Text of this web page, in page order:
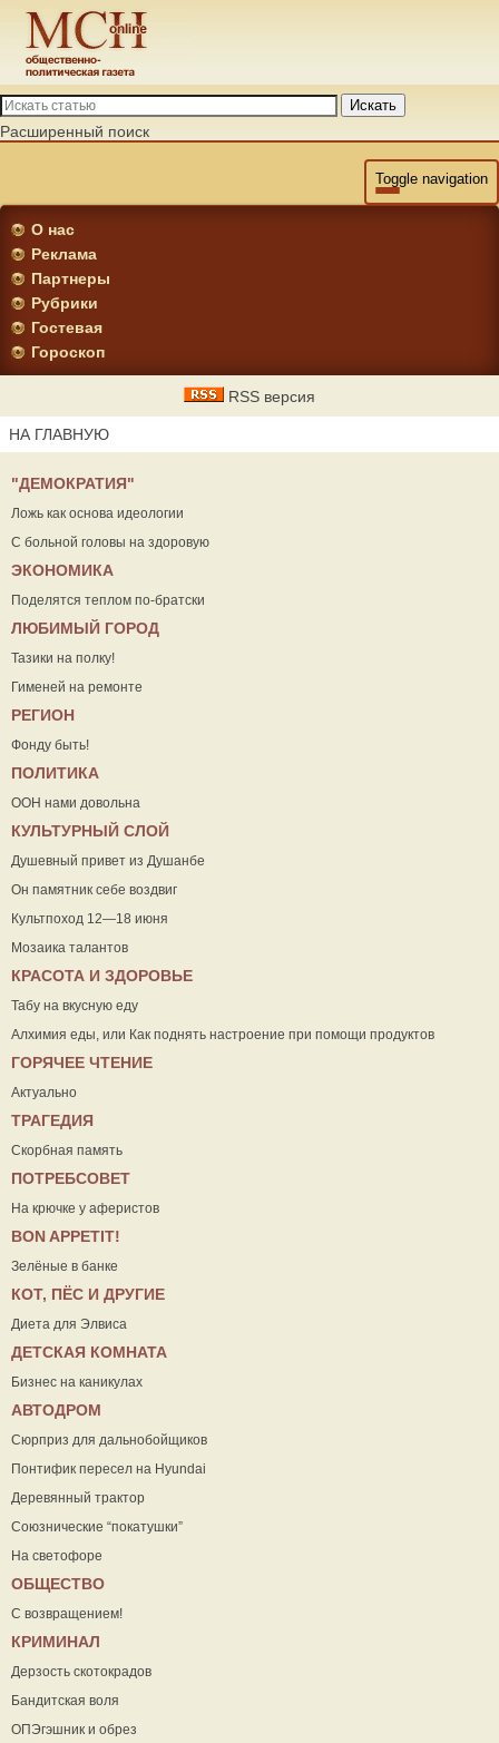
Искать
Расширенный поиск
Toggle navigation
О нас
Реклама
Партнеры
Рубрики
Гостевая
Гороскоп
RSS версия
НА ГЛАВНУЮ
"ДЕМОКРАТИЯ"
Ложь как основа идеологии
С больной головы на здоровую
ЭКОНОМИКА
Поделятся теплом по-братски
ЛЮБИМЫЙ ГОРОД
Тазики на полку!
Гименей на ремонте
РЕГИОН
Фонду быть!
ПОЛИТИКА
ООН нами довольна
КУЛЬТУРНЫЙ СЛОЙ
Душевный привет из Душанбе
Он памятник себе воздвиг
Культпоход 12—18 июня
Мозаика талантов
КРАСОТА И ЗДОРОВЬЕ
Табу на вкусную еду
Алхимия еды, или Как поднять настроение при помощи продуктов
ГОРЯЧЕЕ ЧТЕНИЕ
Актуально
ТРАГЕДИЯ
Скорбная память
ПОТРЕБСОВЕТ
На крючке у аферистов
ВON APPETIT!
Зелёные в банке
КОТ, ПЁС И ДРУГИЕ
Диета для Элвиса
ДЕТСКАЯ КОМНАТА
Бизнес на каникулах
АВТОДРОМ
Сюрприз для дальнобойщиков
Понтифик пересел на Hyundai
Деревянный трактор
Союзнические “покатушки”
На светофоре
ОБЩЕСТВО
С возвращением!
КРИМИНАЛ
Дерзость скотокрадов
Бандитская воля
ОПЭгэшник и обрез